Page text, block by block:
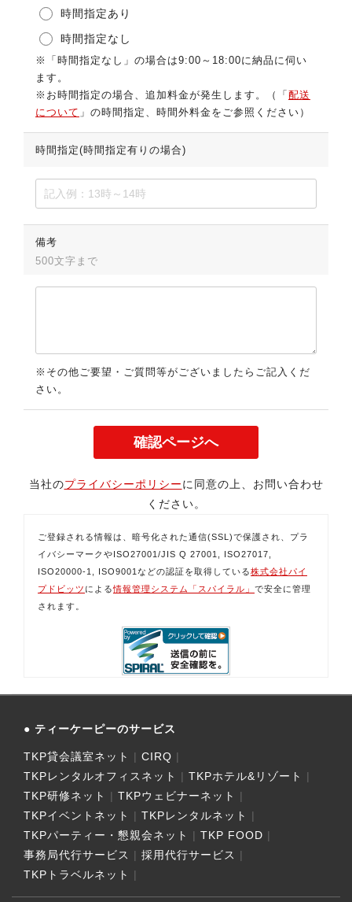
時間指定あり
時間指定なし
※「時間指定なし」の場合は9:00～18:00に納品に伺い
ます。
※お時間指定の場合、追加料金が発生します。（「 配送
について 」の時間指定、時間外料金をご参照ください）
時間指定(時間指定有りの場合)
備考
500文字まで
※その他ご要望・ご質問等がございましたらご記入くだ
さい。
当社のプライバシーポリシーに同意の上、お問い合わせ
ください。
ご登録される情報は、暗号化された通信(SSL)で保護され、プラ
イバシーマークやISO27001/JIS Q 27001, ISO27017,
ISO20000-1, ISO9001などの認証を取得している株式会社パイ
プドビッツ による情報管理システム「スパイラル」 で安全に管理
されます。
ティーケーピーのサービス
TKP貸会議室ネット
CIRQ
TKPレンタルオフィスネット
TKPホテル&リゾート
TKP研修ネット
TKPウェビナーネット
TKPイベントネット
TKPレンタルネット
TKPパーティー・懇親会ネット
TKP FOOD
事務局代行サービス
採用代行サービス
TKPトラベルネット